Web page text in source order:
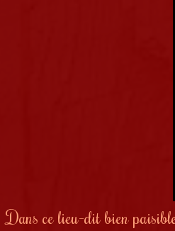
Dans ce lieu-dit bien